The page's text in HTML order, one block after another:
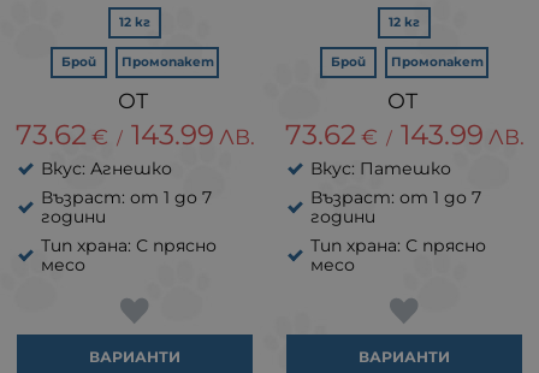
12 кг
Брой Промопакет
73.62 € / 143.99 ЛВ.
Вкус: Агнешко
Възраст: от 1 до 7
години
Тип храна: С прясно
месо
ВАРИАНТИ
12 кг
Брой Промопакет
73.62 € / 143.99 ЛВ.
Вкус: Патешко
Възраст: от 1 до 7
години
Тип храна: С прясно
месо
ВАРИАНТИ